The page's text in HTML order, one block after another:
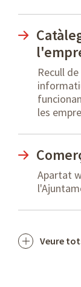
Recull
les
Apartat
Veure